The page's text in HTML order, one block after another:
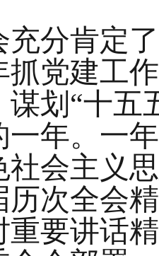
肯定了
抓党建工
谋划“十五
一年。一
社会主义
历次全会
重要讲话